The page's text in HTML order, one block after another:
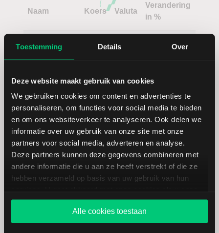
Toestemming Details Over
Deze website maakt gebruik van cookies
We gebruiken cookies om content en advertenties te
personaliseren, om functies voor social media te bieden
en om ons websiteverkeer te analyseren. Ook delen we
informatie over uw gebruik van onze site met onze
partners voor social media, adverteren en analyse.
Deze partners kunnen deze gegevens combineren met
andere informatie die u aan ze heeft verstrekt of die ze
hebben verzameld op basis van uw gebruik van hun
website blijft gebruiken.
Alle cookies toestaan
Naam Koers Valuta
Verandering
in %
Biogen USD
Incyte USD
Lonza Group CHF
Illumina